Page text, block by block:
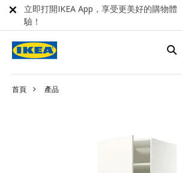
首頁 產品
立即打開IKEA App，享受更美好的購物體
驗！